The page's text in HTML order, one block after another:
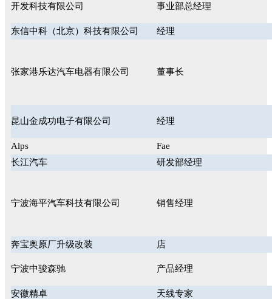
开发科技有限公司 事业部总经理
东信中科（北京）科技有限公司 经理
张家港乐达汽车电器有限公司 董事长
昆山金成功电子有限公司 经理
Alps
Fae
长江汽车
研发部经理
宁波海平汽车科技有限公司 销售经理
奔宝奥原厂升级改装 店
宁波中骏森驰 产品经理
安徽精卓
天线专家